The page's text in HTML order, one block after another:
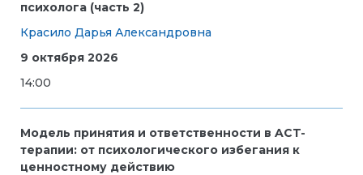
психолога (часть 2)
Красило Дарья Александровна
9 октября 2026
14:00
Модель принятия и ответственности в ACT-
терапии: от психологического избегания к
ценностному действию